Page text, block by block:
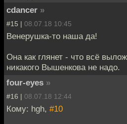
cdancer »
#15 | 08.07.18 10:45
Венерушка-то наша да!
Она как глянет - что всё
никакого Вышенкова не надо.
four-eyes »
#16 | 08.07.18 12:44
Кому: hgh, #10